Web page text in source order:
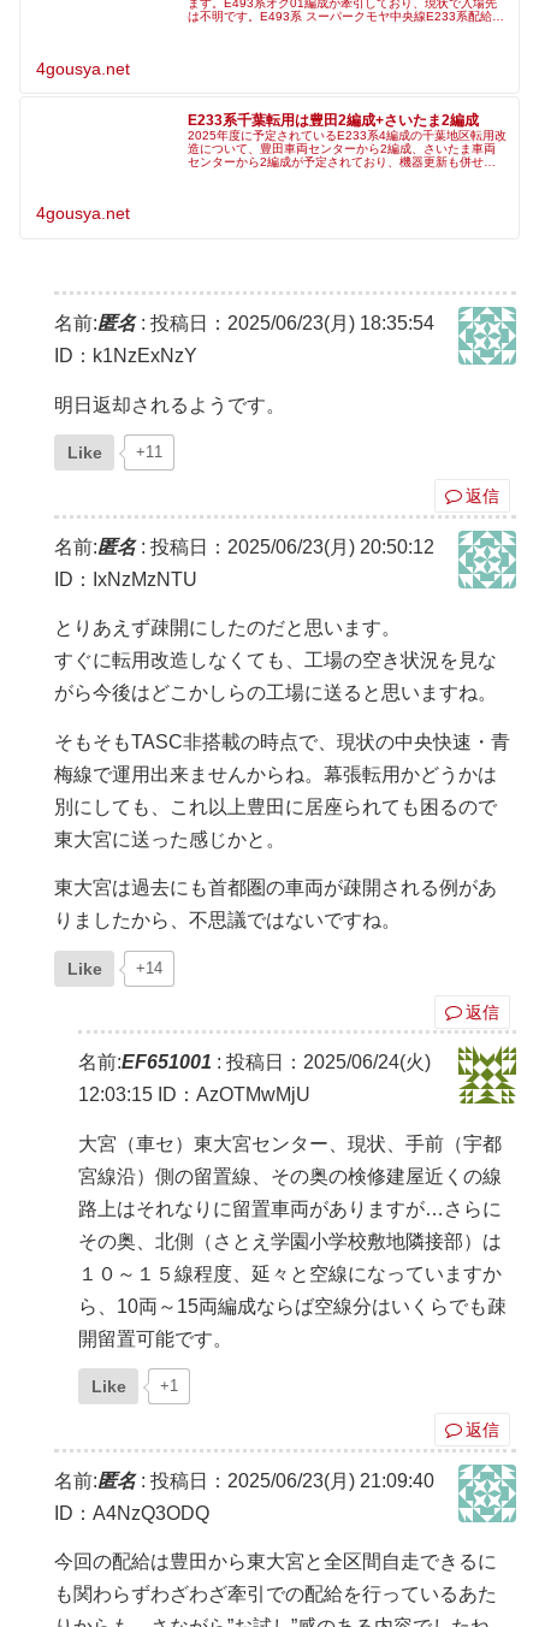
ます。E493系オク01編成が牽引しており、現状で入場先
は不明です。E493系 スーパークモヤ中央線E233系配給輸
4gousya.net
E233系千葉転用は豊田2編成+さいたま2編成
2025年度に予定されているE233系4編成の千葉地区転用改
造について、豊田車両センターから2編成、さいたま車両
センターから2編成が予定されており、機器更新も併せて
4gousya.net
名前:匿名: 投稿日：2025/06/23(月) 18:35:54
ID：k1NzExNzY
明日返却されるようです。
Like +11
返信
名前:匿名: 投稿日：2025/06/23(月) 20:50:12
ID：IxNzMzNTU
とりあえず疎開にしたのだと思います。
すぐに転用改造しなくても、工場の空き状況を見な
がら今後はどこかしらの工場に送ると思いますね。
そもそもTASC非搭載の時点で、現状の中央快速・青
梅線で運用出来ませんからね。幕張転用かどうかは
別にしても、これ以上豊田に居座られても困るので
東大宮に送った感じかと。
東大宮は過去にも首都圏の車両が疎開される例があ
りましたから、不思議ではないですね。
Like +14
返信
名前:EF651001 : 投稿日：2025/06/24(火)
12:03:15 ID：AzOTMwMjU
大宮（車セ）東大宮センター、現状、手前（宇都
宮線沿）側の留置線、その奥の検修建屋近くの線
路上はそれなりに留置車両がありますが…さらに
その奥、北側（さとえ学園小学校敷地隣接部）は
１０～１５線程度、延々と空線になっていますか
ら、10両～15両編成ならば空線分はいくらでも疎
開留置可能です。
Like +1
返信
名前:匿名: 投稿日：2025/06/23(月) 21:09:40
ID：A4NzQ3ODQ
今回の配給は豊田から東大宮と全区間自走できるに
も関わらずわざわざ牽引での配給を行っているあた